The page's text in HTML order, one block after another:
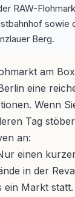
RAW-
sowie
Berg.
am
eine
Wenn
Tag
an:
einen
in der
ein Markt